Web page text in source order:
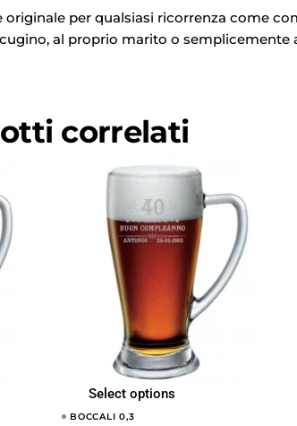
per qualsiasi ricorrenza come
al proprio marito o semplicemente
correlati
Select options
BOCCALI 0,3